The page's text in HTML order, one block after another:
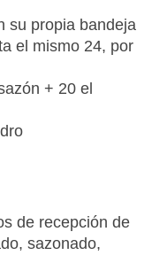
su propia bandeja
el mismo 24, por
+ 20 el
de recepción de
sazonado,